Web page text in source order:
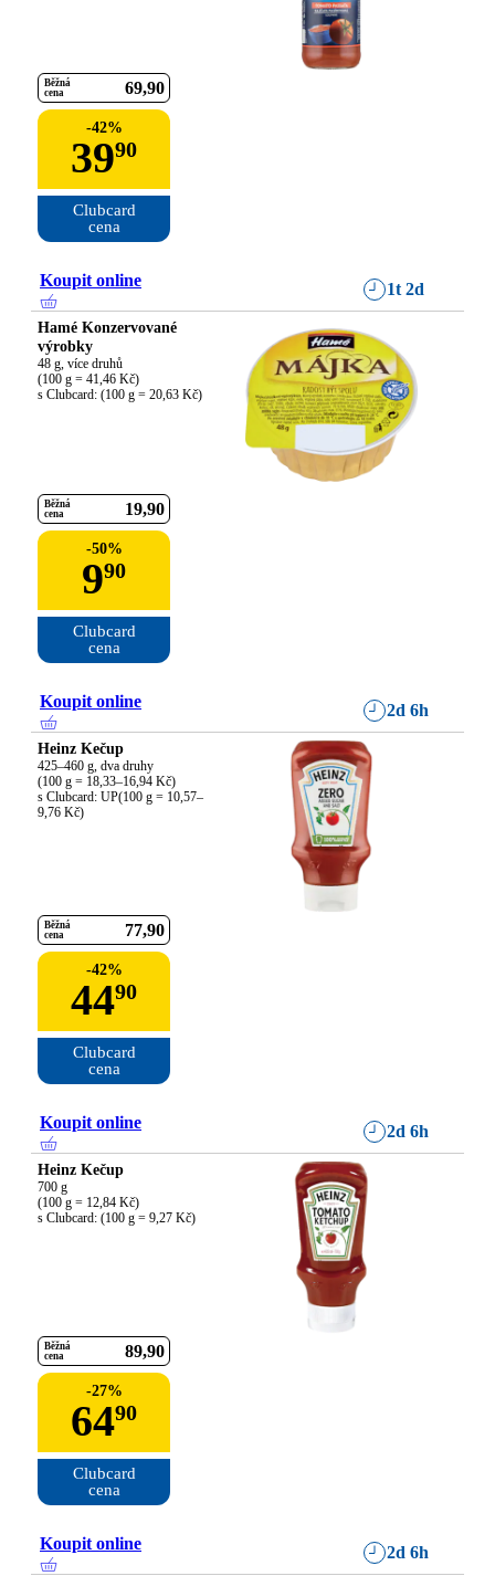
Běžná
cena
69 90
-42%
3990
Clubcard
cena
Koupit online 1t 2d
Hamé Konzervované
výrobky
48 g, více druhů
(100 g = 41,46 Kč)
s Clubcard: (100 g = 20,63 Kč)
Běžná
cena
19 90
-50%
990
Clubcard
cena
Koupit online 2d 6h
Heinz Kečup
425–460 g, dva druhy
(100 g = 18,33–16,94 Kč)
s Clubcard: UP(100 g = 10,57–
9,76 Kč)
Běžná
cena
77 90
-42%
4490
Clubcard
cena
Koupit online 2d 6h
Heinz Kečup
700 g
(100 g = 12,84 Kč)
s Clubcard: (100 g = 9,27 Kč)
Běžná
cena
89 90
-27%
6490
Clubcard
cena
Koupit online 2d 6h